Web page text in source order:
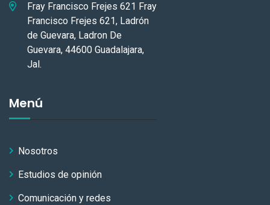
Fray Francisco Frejes 621 Fray
Francisco Frejes 621, Ladrón
de Guevara, Ladron De
Guevara, 44600 Guadalajara,
Jal.
Menú
Nosotros
Estudios de opinión
Comunicación y redes